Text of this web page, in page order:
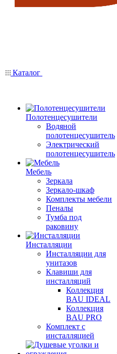
Каталог
Полотенцесушители
Водяной
полотенцесушитель
Электрический
полотенцесушитель
Мебель
Зеркала
Зеркало-шкаф
Комплекты мебели
Пеналы
Тумба под
раковину
Инсталляции
Инсталляции для
унитазов
Клавиши для
инсталляций
Коллекция
BAU IDEAL
Коллекция
BAU PRO
Комплект с
инсталляцией